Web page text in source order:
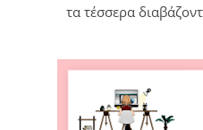
τα τέσσερα